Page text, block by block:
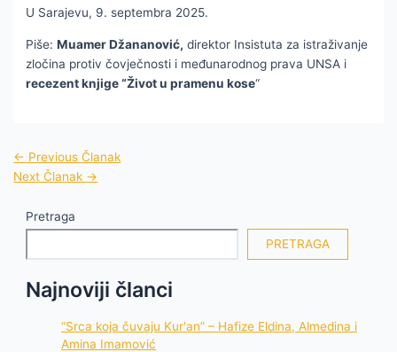
U Sarajevu, 9. septembra 2025.
Piše:Muamer Džananović, direktor Insistuta za istraživanje
zločina protiv čovječnosti i međunarodnog prava UNSA i
recezent knjige “Život u pramenu kose“
← Previous Članak
Next Članak →
Pretraga
PRETRAGA
Najnoviji članci
“Srca koja čuvaju Kur'an” – Hafize Eldina, Almedina i
Amina Imamović